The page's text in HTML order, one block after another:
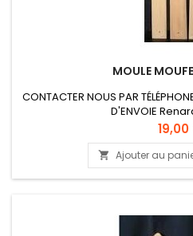
MOULE
CONTACTER NOUS PAR
D'ENVOIE
Prix
19,00
 Ajouter au